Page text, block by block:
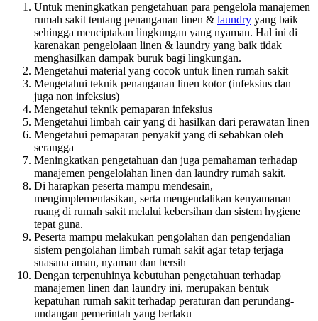
Untuk meningkatkan pengetahuan para pengelola manajemen
rumah sakit tentang penanganan linen & laundry yang baik
sehingga menciptakan lingkungan yang nyaman. Hal ini di
karenakan pengelolaan linen & laundry yang baik tidak
menghasilkan dampak buruk bagi lingkungan.
Mengetahui material yang cocok untuk linen rumah sakit
Mengetahui teknik penanganan linen kotor (infeksius dan
juga non infeksius)
Mengetahui teknik pemaparan infeksius
Mengetahui limbah cair yang di hasilkan dari perawatan linen
Mengetahui pemaparan penyakit yang di sebabkan oleh
serangga
Meningkatkan pengetahuan dan juga pemahaman terhadap
manajemen pengelolahan linen dan laundry rumah sakit.
Di harapkan peserta mampu mendesain,
mengimplementasikan, serta mengendalikan kenyamanan
ruang di rumah sakit melalui kebersihan dan sistem hygiene
tepat guna.
Peserta mampu melakukan pengolahan dan pengendalian
sistem pengolahan limbah rumah sakit agar tetap terjaga
suasana aman, nyaman dan bersih
Dengan terpenuhinya kebutuhan pengetahuan terhadap
manajemen linen dan laundry ini, merupakan bentuk
kepatuhan rumah sakit terhadap peraturan dan perundang-
undangan pemerintah yang berlaku